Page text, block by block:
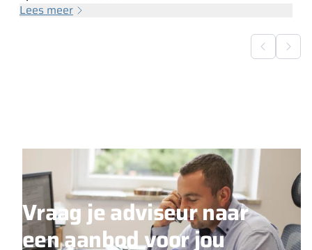
Lees meer
Vraag je adviseur naar
een aanbod voor jou